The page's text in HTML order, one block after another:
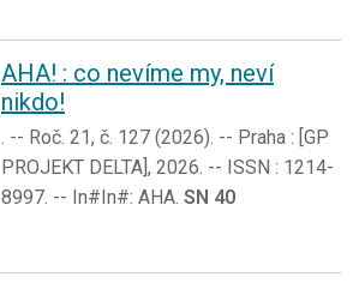
AHA! : co nevíme my, neví
nikdo!
. -- Roč. 21, č. 127 (2026). -- Praha : [GP
PROJEKT DELTA], 2026. -- ISSN : 1214-
8997. -- In#In#: AHA. SN 40